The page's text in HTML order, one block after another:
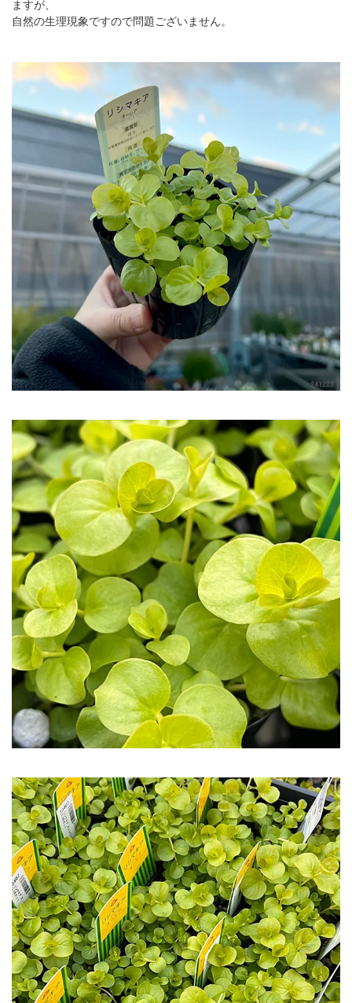
ますが、
自然の生理現象ですので問題ございません。